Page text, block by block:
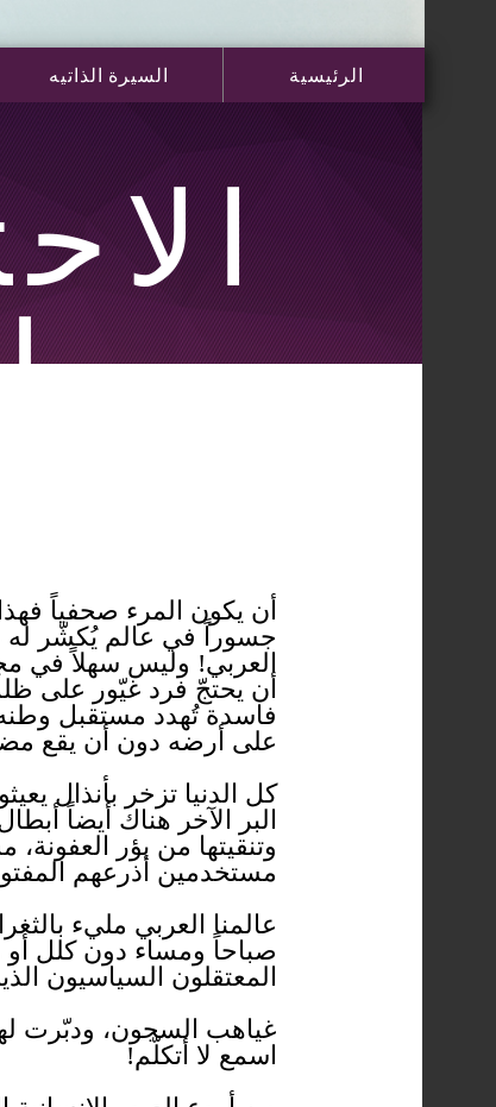
الرئيسية السيرة الذاتيه
أن يكون المرء صحفياً
جسوراً في عالم يُكشّر له
العربي! وليس سهلاً في
أن يحتجّ فرد غيّور على
فاسدة تُهدد مستقبل
على أرضه دون أن يقع
كل الدنيا تزخر بأنذال
البر الآخر هناك أيضاً
وتنقيتها من بؤر
مستخدمين أذرعهم
عالمنا العربي مليء
صباحاً ومساء دون كلل
المعتقلون السياسيون
غياهب السجون، ودبّرت
اسمع لا أتكلّم!